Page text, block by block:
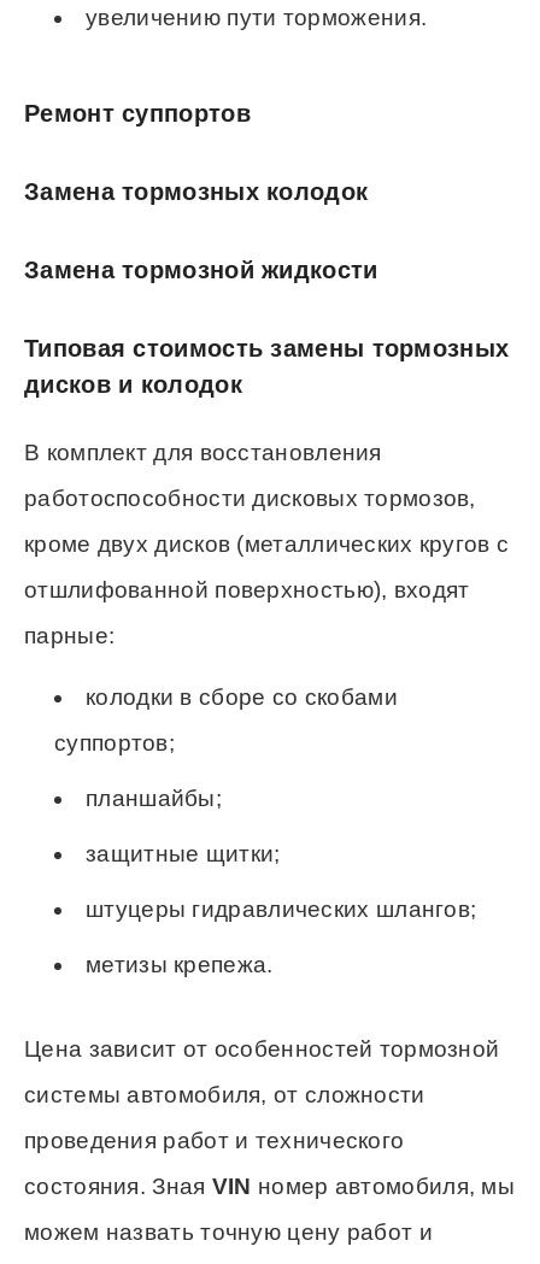
увеличению пути торможения.
Ремонт суппортов
Замена тормозных колодок
Замена тормозной жидкости
Типовая стоимость замены тормозных
дисков и колодок
В комплект для восстановления
работоспособности дисковых тормозов,
кроме двух дисков (металлических кругов с
отшлифованной поверхностью), входят
парные:
колодки в сборе со скобами
суппортов;
планшайбы;
защитные щитки;
штуцеры гидравлических шлангов;
метизы крепежа.
Цена зависит от особенностей тормозной
системы автомобиля, от сложности
проведения работ и технического
состояния. Зная VIN номер автомобиля, мы
можем назвать точную цену работ и